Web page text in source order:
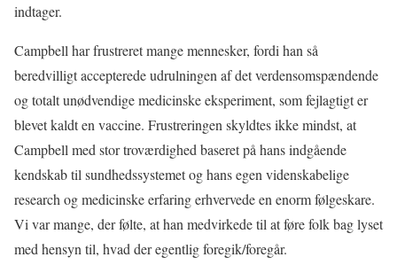
indtager.
Campbell har frustreret mange mennesker, fordi han så
beredvilligt accepterede udrulningen af det verdensomspændende
og totalt unødvendige medicinske eksperiment, som fejlagtigt er
blevet kaldt en vaccine. Frustreringen skyldtes ikke mindst, at
Campbell med stor troværdighed baseret på hans indgående
kendskab til sundhedssystemet og hans egen videnskabelige
research og medicinske erfaring erhvervede en enorm følgeskare.
Vi var mange, der følte, at han medvirkede til at føre folk bag lyset
med hensyn til, hvad der egentlig foregik/foregår.